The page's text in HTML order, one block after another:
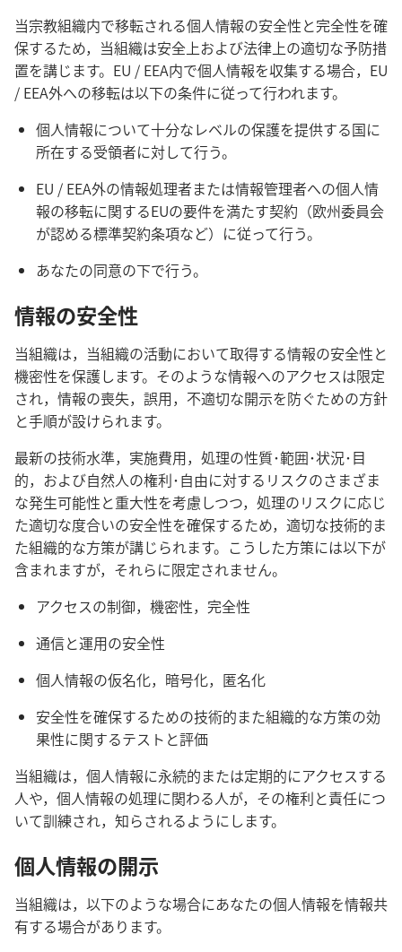
当宗教組織内で移転される個人情報の安全性と完全性を確
保するため，当組織は安全上および法律上の適切な予防措
置を講じます。EU / EEA内で個人情報を収集する場合，EU
/ EEA外への移転は以下の条件に従って行われます。
個人情報について十分なレベルの保護を提供する国に
所在する受領者に対して行う。
EU / EEA外の情報処理者または情報管理者への個人情
報の移転に関するEUの要件を満たす契約（欧州委員会
が認める標準契約条項など）に従って行う。
あなたの同意の下で行う。
情報の安全性
当組織は，当組織の活動において取得する情報の安全性と
機密性を保護します。そのような情報へのアクセスは限定
され，情報の喪失，誤用，不適切な開示を防ぐための方針
と手順が設けられます。
最新の技術水準，実施費用，処理の性質･範囲･状況･目
的，および自然人の権利･自由に対するリスクのさまざま
な発生可能性と重大性を考慮しつつ，処理のリスクに応じ
た適切な度合いの安全性を確保するため，適切な技術的ま
た組織的な方策が講じられます。こうした方策には以下が
含まれますが，それらに限定されません。
アクセスの制御，機密性，完全性
通信と運用の安全性
個人情報の仮名化，暗号化，匿名化
安全性を確保するための技術的また組織的な方策の効
果性に関するテストと評価
当組織は，個人情報に永続的または定期的にアクセスする
人や，個人情報の処理に関わる人が，その権利と責任につ
いて訓練され，知らされるようにします。
個人情報の開示
当組織は，以下のような場合にあなたの個人情報を情報共
有する場合があります。